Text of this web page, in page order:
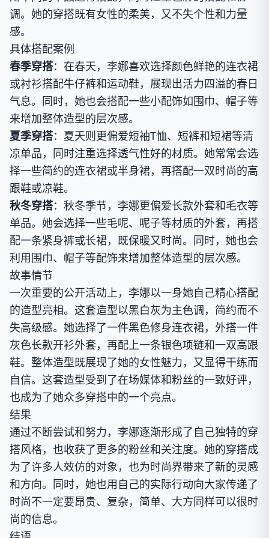
调。她的穿搭既有女性的柔美，又不失个性和力量
感。
具体搭配案例
春季穿搭：在春天，李娜喜欢选择颜色鲜艳的连衣裙
或衬衫搭配牛仔裤和运动鞋，展现出活力四溢的春日
气息。同时，她也会搭配一些小配饰如围巾、帽子等
来增加整体造型的层次感。
夏季穿搭：夏天则更偏爱短袖T恤、短裤和短裙等清
凉单品，同时注重选择透气性好的材质。她常常会选
择一些简约的连衣裙或半身裙，再搭配一双时尚的高
跟鞋或凉鞋。
秋冬穿搭：秋冬季节，李娜更偏爱长款外套和毛衣等
单品。她会选择一些毛呢、呢子等材质的外套，再搭
配一条紧身裤或长裙，既保暖又时尚。同时，她也会
利用围巾、帽子等配饰来增加整体造型的层次感。
故事情节
一次重要的公开活动上，李娜以一身她自己精心搭配
的造型亮相。这套造型以黑白灰为主色调，简约而不
失高级感。她选择了一件黑色修身连衣裙，外搭一件
灰色长款开衫外套，再配上一条银色项链和一双高跟
鞋。整体造型既展现了她的女性魅力，又显得干练而
自信。这套造型受到了在场媒体和粉丝的一致好评，
也成为了她众多穿搭中的一个亮点。
结果
通过不断尝试和努力，李娜逐渐形成了自己独特的穿
搭风格，也收获了更多的粉丝和关注度。她的穿搭成
为了许多人效仿的对象，也为时尚界带来了新的灵感
和方向。同时，她也用自己的实际行动向大家传递了
时尚不一定要昂贵、复杂，简单、大方同样可以很时
尚的信息。